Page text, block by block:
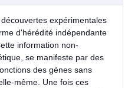
expérimentales
d'hérédité indépendante
information non-
se manifeste par des
des gènes sans
même. Une fois ces